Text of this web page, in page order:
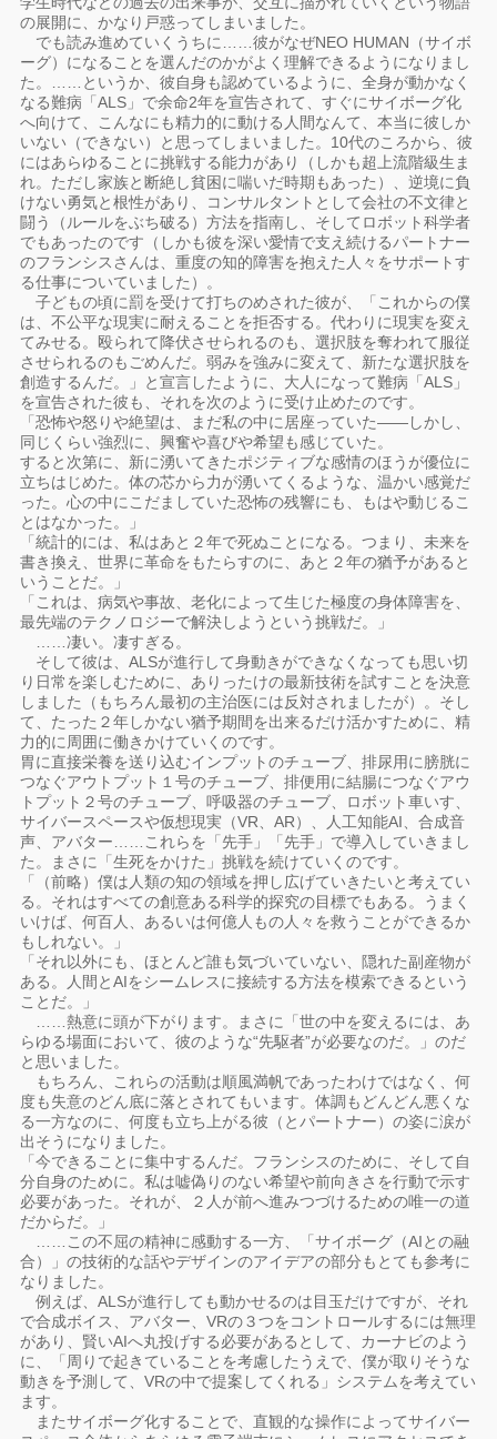
の展開に、かなり戸惑ってしまいました。
でも読み進めていくうちに……彼がなぜNEO HUMAN（サイボ
ーグ）になることを選んだのかがよく理解できるようになりまし
た。……というか、彼自身も認めているように、全身が動かなく
なる難病「ALS」で余命2年を宣告されて、すぐにサイボーグ化
へ向けて、こんなにも精力的に動ける人間なんて、本当に彼しか
いない（できない）と思ってしまいました。10代のころから、彼
にはあらゆることに挑戦する能力があり（しかも超上流階級生ま
れ。ただし家族と断絶し貧困に喘いだ時期もあった）、逆境に負
けない勇気と根性があり、コンサルタントとして会社の不文律と
闘う（ルールをぶち破る）方法を指南し、そしてロボット科学者
でもあったのです（しかも彼を深い愛情で支え続けるパートナー
のフランシスさんは、重度の知的障害を抱えた人々をサポートす
る仕事についていました）。
子どもの頃に罰を受けて打ちのめされた彼が、「これからの僕
は、不公平な現実に耐えることを拒否する。代わりに現実を変え
てみせる。殴られて降伏させられるのも、選択肢を奪われて服従
させられるのもごめんだ。弱みを強みに変えて、新たな選択肢を
創造するんだ。」と宣言したように、大人になって難病「ALS」
を宣告された彼も、それを次のように受け止めたのです。
「恐怖や怒りや絶望は、まだ私の中に居座っていた――しかし、
同じくらい強烈に、興奮や喜びや希望も感じていた。
すると次第に、新に湧いてきたポジティブな感情のほうが優位に
立ちはじめた。体の芯から力が湧いてくるような、温かい感覚だ
った。心の中にこだましていた恐怖の残響にも、もはや動じるこ
とはなかった。」
「統計的には、私はあと２年で死ぬことになる。つまり、未来を
書き換え、世界に革命をもたらすのに、あと２年の猶予があると
いうことだ。」
「これは、病気や事故、老化によって生じた極度の身体障害を、
最先端のテクノロジーで解決しようという挑戦だ。」
……凄い。凄すぎる。
そして彼は、ALSが進行して身動きができなくなっても思い切
り日常を楽しむために、ありったけの最新技術を試すことを決意
しました（もちろん最初の主治医には反対されましたが）。そし
て、たった２年しかない猶予期間を出来るだけ活かすために、精
力的に周囲に働きかけていくのです。
胃に直接栄養を送り込むインプットのチューブ、排尿用に膀胱に
つなぐアウトプット１号のチューブ、排便用に結腸につなぐアウ
トプット２号のチューブ、呼吸器のチューブ、ロボット車いす、
サイバースペースや仮想現実（VR、AR）、人工知能AI、合成音
声、アバター……これらを「先手」「先手」で導入していきまし
た。まさに「生死をかけた」挑戦を続けていくのです。
「（前略）僕は人類の知の領域を押し広げていきたいと考えてい
る。それはすべての創意ある科学的探究の目標でもある。うまく
いけば、何百人、あるいは何億人もの人々を救うことができるか
もしれない。」
「それ以外にも、ほとんど誰も気づいていない、隠れた副産物が
ある。人間とAIをシームレスに接続する方法を模索できるという
ことだ。」
……熱意に頭が下がります。まさに「世の中を変えるには、あ
らゆる場面において、彼のような“先駆者”が必要なのだ。」のだ
と思いました。
もちろん、これらの活動は順風満帆であったわけではなく、何
度も失意のどん底に落とされてもいます。体調もどんどん悪くな
る一方なのに、何度も立ち上がる彼（とパートナー）の姿に涙が
出そうになりました。
「今できることに集中するんだ。フランシスのために、そして自
分自身のために。私は嘘偽りのない希望や前向きさを行動で示す
必要があった。それが、２人が前へ進みつづけるための唯一の道
だからだ。」
……この不屈の精神に感動する一方、「サイボーグ（AIとの融
合）」の技術的な話やデザインのアイデアの部分もとても参考に
なりました。
例えば、ALSが進行しても動かせるのは目玉だけですが、それ
で合成ボイス、アバター、VRの３つをコントロールするには無理
があり、賢いAIへ丸投げする必要があるとして、カーナビのよう
に、「周りで起きていることを考慮したうえで、僕が取りそうな
動きを予測して、VRの中で提案してくれる」システムを考えてい
ます。
またサイボーグ化することで、直観的な操作によってサイバー